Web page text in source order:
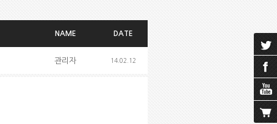
NAME DATE
관리자 14.02.12